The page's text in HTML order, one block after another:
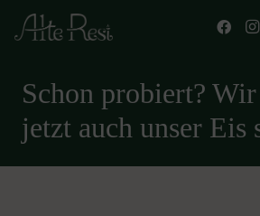
Schon probiert?
jetzt auch unser Eis